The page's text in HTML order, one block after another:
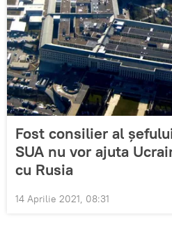
Fost consilier al
SUA nu vor ajuta
cu Rusia
14 Aprilie 2021, 08:31